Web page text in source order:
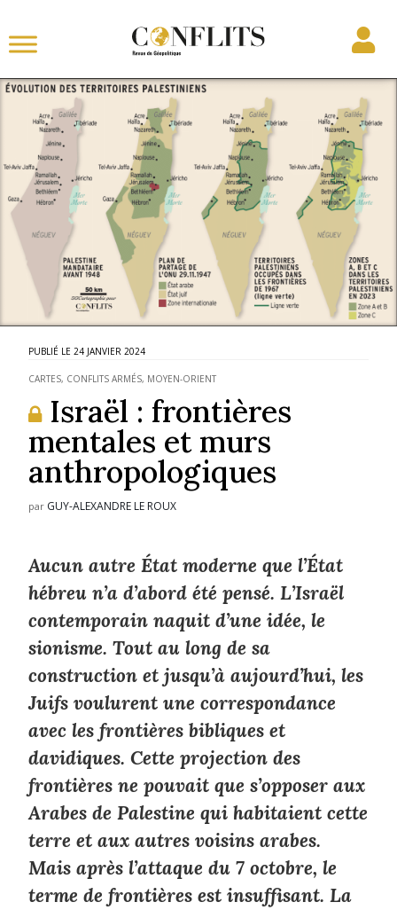
24 JANVIER 2024
CARTES, CONFLITS ARMÉS, MOYEN-ORIENT
Israël : frontières
mentales et murs
anthropologiques
par GUY-ALEXANDRE LE ROUX
Aucun autre État moderne que l’État
hébreu n’a d’abord été pensé. L’Israël
contemporain naquit d’une idée, le
sionisme. Tout au long de sa
construction et jusqu’à aujourd’hui, les
Juifs voulurent une correspondance
avec les frontières bibliques et
davidiques. Cette projection des
frontières ne pouvait que s’opposer aux
Arabes de Palestine qui habitaient cette
terre et aux autres voisins arabes.
Mais après l’attaque du 7 octobre, le
terme de frontières est insuffisant. La